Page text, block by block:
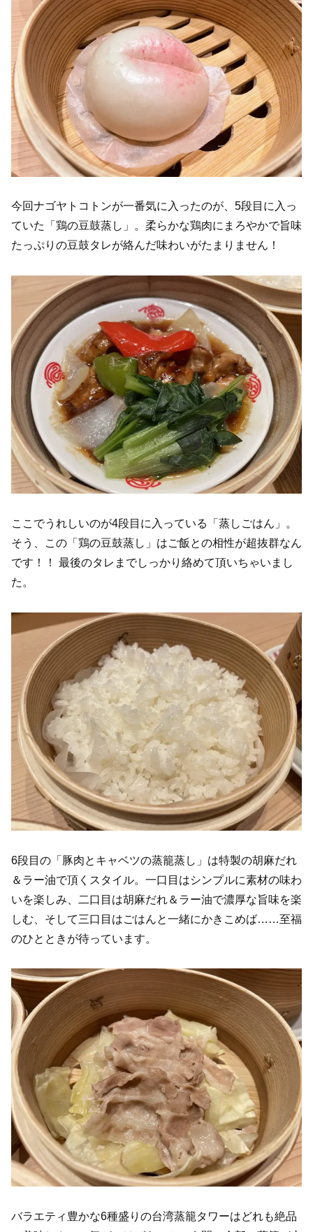
今回ナゴヤトコトンが一番気に入ったのが、5段目に入っ
ていた「鶏の豆鼓蒸し」。柔らかな鶏肉にまろやかで旨味
たっぷりの豆鼓タレが絡んだ味わいがたまりません！
ここでうれしいのが4段目に入っている「蒸しごはん」。
そう、この「鶏の豆鼓蒸し」はご飯との相性が超抜群なん
です！！ 最後のタレまでしっかり絡めて頂いちゃいまし
た。
6段目の「豚肉とキャベツの蒸籠蒸し」は特製の胡麻だれ
＆ラー油で頂くスタイル。一口目はシンプルに素材の味わ
いを楽しみ、二口目は胡麻だれ＆ラー油で濃厚な旨味を楽
しむ、そして三口目はごはんと一緒にかきこめば……至福
のひとときが待っています。
バラエティ豊かな6種盛りの台湾蒸籠タワーはどれも絶品